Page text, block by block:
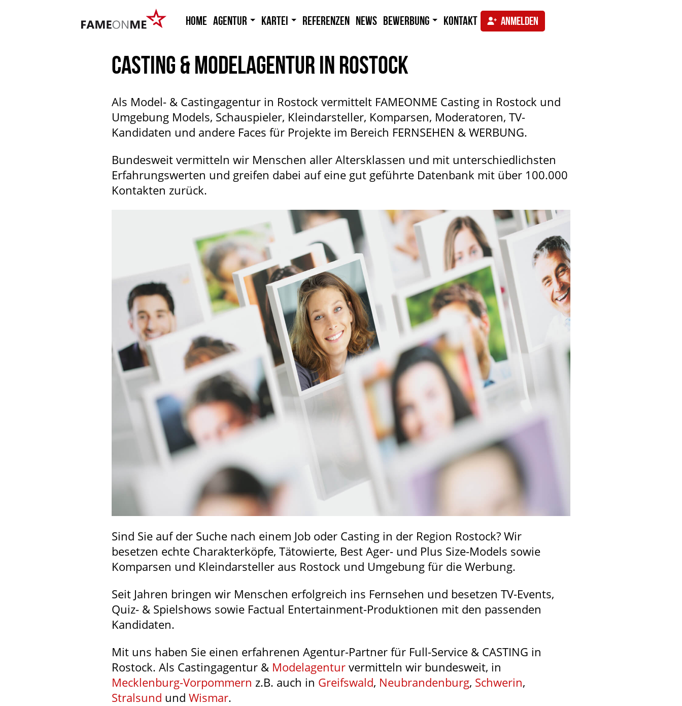
HOME Agentur Kartei Referenzen News Bewerbung Kontakt ANMELDEN
CASTING & MODELAGENTUR IN ROSTOCK
Als Model- & Castingagentur in Rostock vermittelt FAMEONME Casting in Rostock und
Umgebung Models, Schauspieler, Kleindarsteller, Komparsen, Moderatoren, TV-
Kandidaten und andere Faces für Projekte im Bereich FERNSEHEN & WERBUNG.
Bundesweit vermitteln wir Menschen aller Altersklassen und mit unterschiedlichsten
Erfahrungswerten und greifen dabei auf eine gut geführte Datenbank mit über 100.000
Kontakten zurück.
Sind Sie auf der Suche nach einem Job oder Casting in der Region Rostock? Wir
besetzen echte Charakterköpfe, Tätowierte, Best Ager- und Plus Size-Models sowie
Komparsen und Kleindarsteller aus Rostock und Umgebung für die Werbung.
Seit Jahren bringen wir Menschen erfolgreich ins Fernsehen und besetzen TV-Events,
Quiz- & Spielshows sowie Factual Entertainment-Produktionen mit den passenden
Kandidaten.
Mit uns haben Sie einen erfahrenen Agentur-Partner für Full-Service & CASTING in
Rostock. Als Castingagentur & Modelagentur vermitteln wir bundesweit, in
Mecklenburg-Vorpommern z.B. auch in Greifswald, Neubrandenburg, Schwerin,
Stralsund und Wismar.